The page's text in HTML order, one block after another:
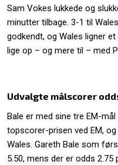
Sam Vokes lukkede og
minutter tilbage. 3-1 til
godkendt, og Wales ligner
lige op – og mere til – med
Udvalgte målscorer
Bale er med sine tre EM-
topscorer-prisen ved EM,
Wales. Gareth Bale som
5.50, mens der er odds